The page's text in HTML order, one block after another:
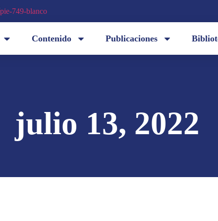
Contenido Publicaciones
julio 13, 2022